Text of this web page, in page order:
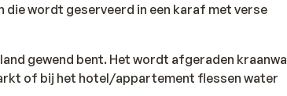
die wordt geserveerd in een karaf met verse
gewend bent. Het wordt afgeraden
of bij het hotel/appartement flessen water